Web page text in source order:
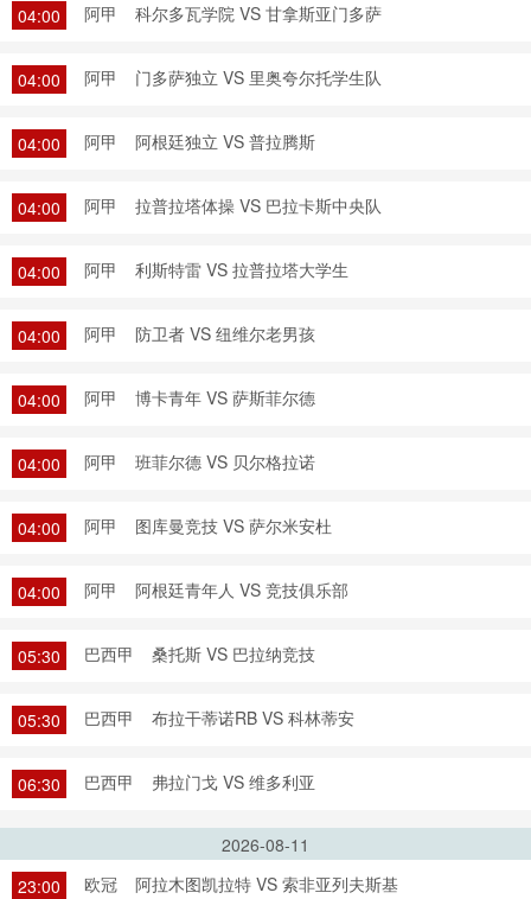
04:00 阿甲 科尔多瓦学院 VS 甘拿斯亚门多萨
04:00 阿甲 门多萨独立 VS 里奥夸尔托学生队
04:00 阿甲 阿根廷独立 VS 普拉腾斯
04:00 阿甲 拉普拉塔体操 VS 巴拉卡斯中央队
04:00 阿甲 利斯特雷 VS 拉普拉塔大学生
04:00 阿甲 防卫者 VS 纽维尔老男孩
04:00 阿甲 博卡青年 VS 萨斯菲尔德
04:00 阿甲 班菲尔德 VS 贝尔格拉诺
04:00 阿甲 图库曼竞技 VS 萨尔米安杜
04:00 阿甲 阿根廷青年人 VS 竞技俱乐部
05:30 巴西甲 桑托斯 VS 巴拉纳竞技
05:30 巴西甲 布拉干蒂诺RB VS 科林蒂安
06:30 巴西甲 弗拉门戈 VS 维多利亚
2026-08-11
23:00
欧冠 阿拉木图凯拉特 VS 索非亚列夫斯基